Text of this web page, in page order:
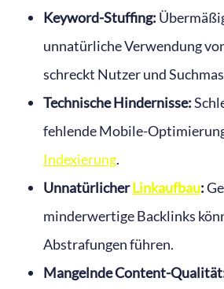
Keyword-Stuffing:
unnatürliche Verwendung
schreckt Nutzer und
Technische Hindernisse:
fehlende Mobile-
Indexierung.
UnnatürlicherLinkaufbau:
minderwertige Backlinks
Abstrafungen führen.
Mangelnde Content-